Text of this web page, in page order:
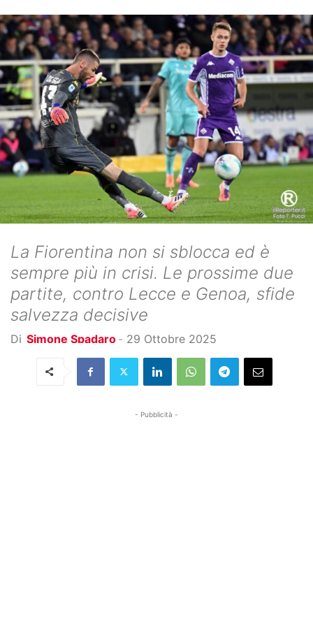
La Fiorentina non si sblocca ed è
sempre più in crisi. Le prossime due
partite, contro Lecce e Genoa, sfide
salvezza decisive
Di Simone Spadaro - 29 Ottobre 2025
- Pubblicità -